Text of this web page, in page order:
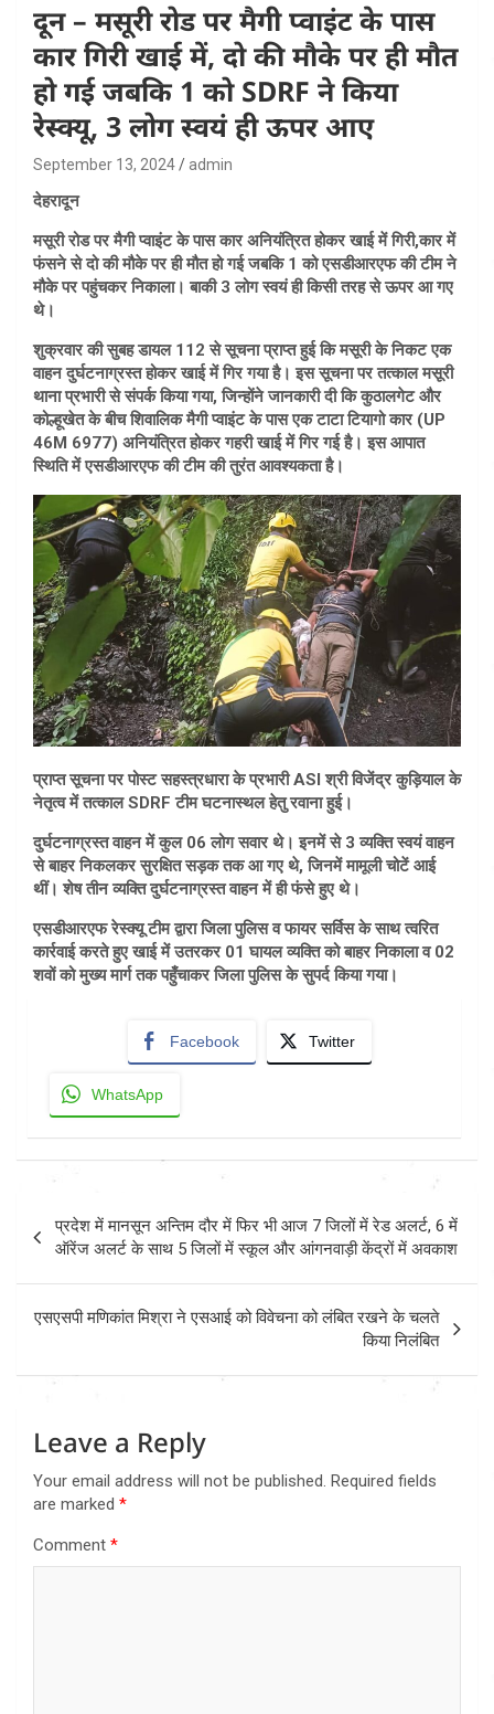
दून – मसूरी रोड पर मैगी प्वाइंट के पास
कार गिरी खाई में, दो की मौके पर ही मौत
हो गई जबकि 1 को SDRF ने किया
रेस्क्यू, 3 लोग स्वयं ही ऊपर आए
September 13, 2024 admin
देहरादून
मसूरी रोड पर मैगी प्वाइंट के पास कार अनियंत्रित होकर खाई में गिरी,कार में
फंसने से दो की मौके पर ही मौत हो गई जबकि 1 को एसडीआरएफ की टीम ने
मौके पर पहुंचकर निकाला। बाकी 3 लोग स्वयं ही किसी तरह से ऊपर आ गए
थे।
शुक्रवार की सुबह डायल 112 से सूचना प्राप्त हुई कि मसूरी के निकट एक
वाहन दुर्घटनाग्रस्त होकर खाई में गिर गया है। इस सूचना पर तत्काल मसूरी
थाना प्रभारी से संपर्क किया गया, जिन्होंने जानकारी दी कि कुठालगेट और
कोल्हूखेत के बीच शिवालिक मैगी प्वाइंट के पास एक टाटा टियागो कार (UP
46M 6977) अनियंत्रित होकर गहरी खाई में गिर गई है। इस आपात
स्थिति में एसडीआरएफ की टीम की तुरंत आवश्यकता है।
प्राप्त सूचना पर पोस्ट सहस्त्रधारा के प्रभारी ASI श्री विजेंद्र कुड़ियाल के
नेतृत्व में तत्काल SDRF टीम घटनास्थल हेतु रवाना हुई।
दुर्घटनाग्रस्त वाहन में कुल 06 लोग सवार थे। इनमें से 3 व्यक्ति स्वयं वाहन
से बाहर निकलकर सुरक्षित सड़क तक आ गए थे, जिनमें मामूली चोटें आई
थीं। शेष तीन व्यक्ति दुर्घटनाग्रस्त वाहन में ही फंसे हुए थे।
एसडीआरएफ रेस्क्यू टीम द्वारा जिला पुलिस व फायर सर्विस के साथ त्वरित
कार्रवाई करते हुए खाई में उतरकर 01 घायल व्यक्ति को बाहर निकाला व 02
शवों को मुख्य मार्ग तक पहुँचाकर जिला पुलिस के सुपर्द किया गया।
Facebook Twitter
WhatsApp
navigation
प्रदेश में मानसून अन्तिम दौर में फिर भी आज 7 जिलों में रेड अलर्ट, 6 में
ऑरेंज अलर्ट के साथ 5 जिलों में स्कूल और आंगनवाड़ी केंद्रों में अवकाश
एसएसपी मणिकांत मिश्रा ने एसआई को विवेचना को लंबित रखने के चलते
किया निलंबित
Leave a Reply
Your email address will not be published. Required fields
are marked *
Comment *